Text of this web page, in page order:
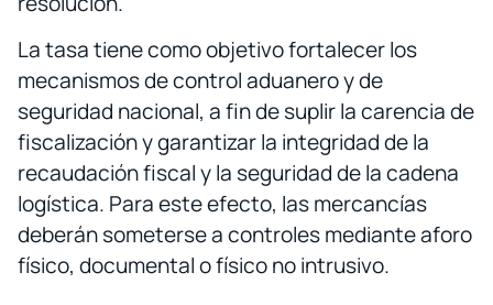
La tasa tiene como objetivo fortalecer los
mecanismos de control aduanero y de
seguridad nacional, a fin de suplir la carencia de
fiscalización y garantizar la integridad de la
recaudación fiscal y la seguridad de la cadena
logística. Para este efecto, las mercancías
deberán someterse a controles mediante aforo
físico, documental o físico no intrusivo.